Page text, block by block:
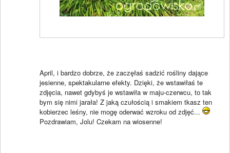
April, i bardzo dobrze, że zaczęłaś sadzić rośliny dające
jesienne, spektakularne efekty. Dzięki, że wstawiłaś te
zdjęcia, nawet gdybyś je wstawiła w maju-czerwcu, to tak
bym się nimi jarała! Z jaką czułością i smakiem tkasz ten
kobierzec leśny, nie mogę oderwać wzroku od zdjęć...
Pozdrawiam, Jolu! Czekam na wiosenne!